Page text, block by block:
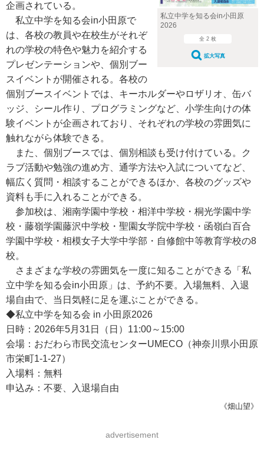
私立中学を知る会in小田原
2026
全 2 枚
拡大写真
企画されている。
私立中学を知る会in小田原で
は、各校の教員や在校生がそれぞ
れの学校の特色や魅力を紹介する
プレゼンテーションや、個別ブー
スイベントが開催される。各校の
個別ブースイベントでは、キーホルダーやロザリオ、缶バ
ッジ、シール作り、プログラミングなど、小学生向けの体
験イベントが企画されており、それぞれの学校の雰囲気に
触れながら体験できる。
また、個別ブースでは、個別相談も受け付けている。ク
ラブ活動や勉強の進め方、通学方法や入試についてなど、
幅広く質問・相談することができるほか、各校のグッズや
資料も手に入れることができる。
参加校は、湘南学園中学校・相洋中学校・桐光学園中学
校・藤嶺学園藤沢中学校・聖園女学院中学校・函嶺白百合
学園中学校・相模女子大学中学部・自修館中等教育学校の8
校。
さまざまな学校の雰囲気を一度に知ることができる「私
立中学を知る会in小田原」は、予約不要。入場無料、入退
場自由で、当日気軽に足を運ぶことができる。
◆私立中学を知る会 in 小田原2026
日時：2026年5月31日（日）11:00～15:00
会場：おだわら市民交流センターUMECO（神奈川県小田原
市栄町1-1-27）
入場料：無料
申込み：不要、入退場自由
《畑山望》
advertisement